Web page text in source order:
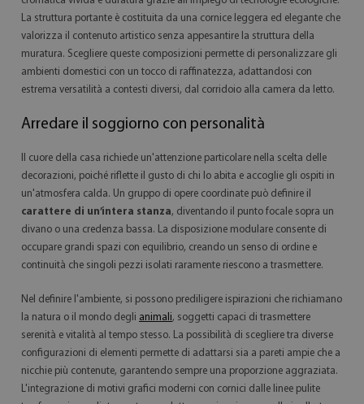
La struttura portante è costituita da una cornice leggera ed elegante che
valorizza il contenuto artistico senza appesantire la struttura della
muratura. Scegliere queste composizioni permette di personalizzare gli
ambienti domestici con un tocco di raffinatezza, adattandosi con
estrema versatilità a contesti diversi, dal corridoio alla camera da letto.
Arredare il soggiorno con personalità
Il cuore della casa richiede un'attenzione particolare nella scelta delle
decorazioni, poiché riflette il gusto di chi lo abita e accoglie gli ospiti in
un'atmosfera calda. Un gruppo di opere coordinate può definire il
carattere di un’intera stanza, diventando il punto focale sopra un
divano o una credenza bassa. La disposizione modulare consente di
occupare grandi spazi con equilibrio, creando un senso di ordine e
continuità che singoli pezzi isolati raramente riescono a trasmettere.
Nel definire l'ambiente, si possono prediligere ispirazioni che richiamano
la natura o il mondo degli animali, soggetti capaci di trasmettere
serenità e vitalità al tempo stesso. La possibilità di scegliere tra diverse
configurazioni di elementi permette di adattarsi sia a pareti ampie che a
nicchie più contenute, garantendo sempre una proporzione aggraziata.
L'integrazione di motivi grafici moderni con cornici dalle linee pulite